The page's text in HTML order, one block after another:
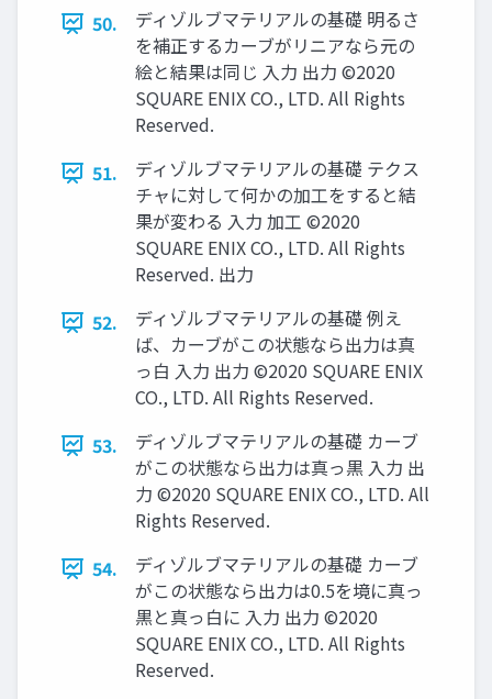
50.
ディゾルブマテリアルの基礎 明るさ
を補正するカーブがリニアなら元の
絵と結果は同じ 入力 出力 ©2020
SQUARE ENIX CO., LTD. All Rights
Reserved.
51.
ディゾルブマテリアルの基礎 テクス
チャに対して何かの加工をすると結
果が変わる 入力 加工 ©2020
SQUARE ENIX CO., LTD. All Rights
Reserved. 出力
52.
ディゾルブマテリアルの基礎 例え
ば、カーブがこの状態なら出力は真
っ白 入力 出力 ©2020 SQUARE ENIX
CO., LTD. All Rights Reserved.
53.
ディゾルブマテリアルの基礎 カーブ
がこの状態なら出力は真っ黒 入力 出
力 ©2020 SQUARE ENIX CO., LTD. All
Rights Reserved.
54.
ディゾルブマテリアルの基礎 カーブ
がこの状態なら出力は0.5を境に真っ
黒と真っ白に 入力 出力 ©2020
SQUARE ENIX CO., LTD. All Rights
Reserved.